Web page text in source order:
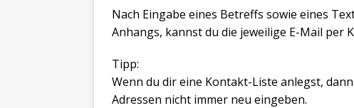
Nach Eingabe eines Betreffs sowie eines
Anhangs, kannst du die jeweilige E-Mail per
Tipp:
Wenn du dir eine Kontakt-Liste anlegst,
Adressen nicht immer neu eingeben.